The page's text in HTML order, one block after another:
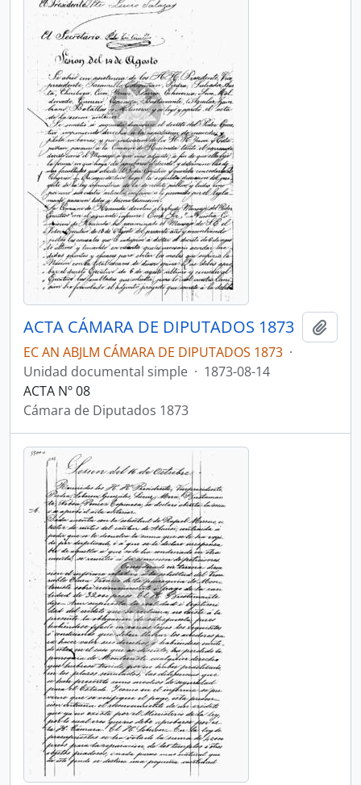
ACTA CÁMARA DE DIPUTADOS 1873
EC AN ABJLM CÁMARA DE DIPUTADOS 1873 ·
Unidad documental simple · 1873-08-14
ACTA Nº 08
Cámara de Diputados 1873